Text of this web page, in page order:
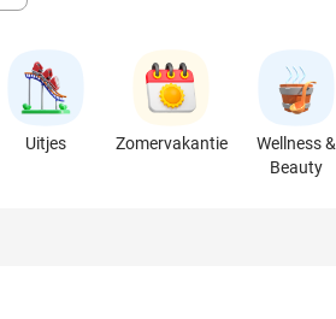
Uitjes Zomervakantie
Wellness &
Beauty